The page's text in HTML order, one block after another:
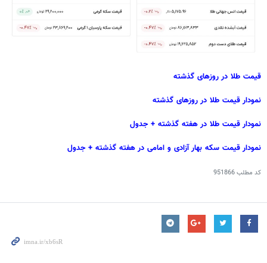
قیمت طلا در روزهای گذشته
نمودار قیمت طلا در روزهای گذشته
نمودار قیمت طلا در هفته گذشته + جدول
نمودار قیمت سکه بهار آزادی و امامی در هفته گذشته + جدول
کد مطلب951866